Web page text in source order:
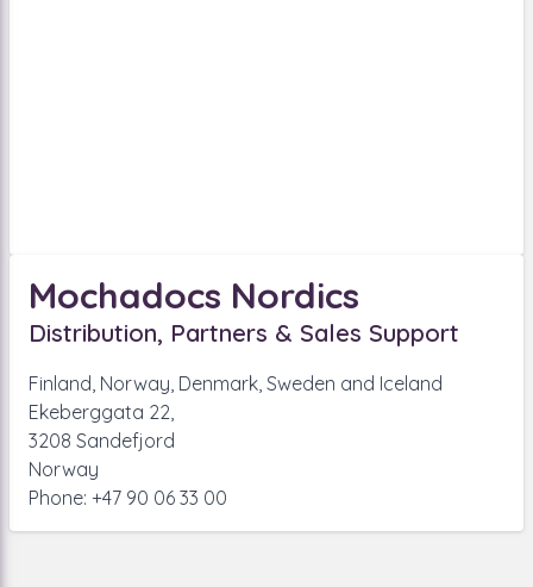
Mochadocs Nordics
Distribution, Partners & Sales Support
Finland, Norway, Denmark, Sweden and Iceland
Ekeberggata 22,
3208 Sandefjord
Norway
Phone: +47 90 06 33 00